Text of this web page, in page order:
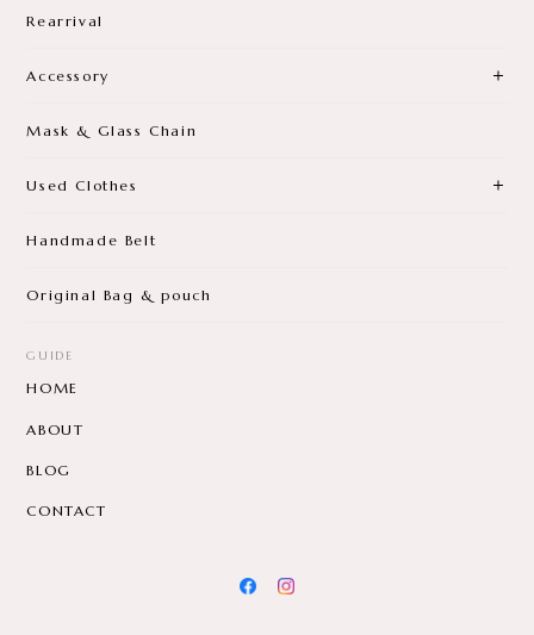
Rearrival
Accessory
Mask & Glass Chain
Used Clothes
Handmade Belt
Original Bag & pouch
GUIDE
HOME
ABOUT
BLOG
CONTACT